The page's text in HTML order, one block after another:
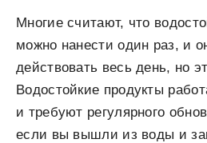
Многие считают, что
можно нанести один раз, и
действовать весь день, но
Водостойкие продукты
и требуют регулярного
если вы вышли из воды и